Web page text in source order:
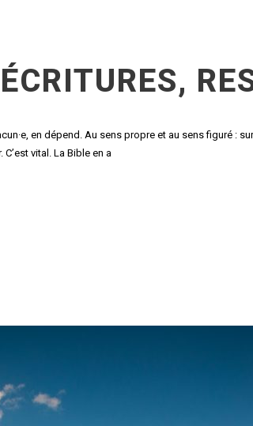
en dépend. Au sens propre et au sens figuré :
vital. La Bible en a